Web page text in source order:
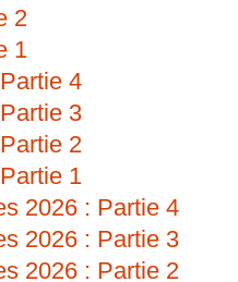
2
1
4
3
2
1
2026 : Partie 4
2026 : Partie 3
2026 : Partie 2